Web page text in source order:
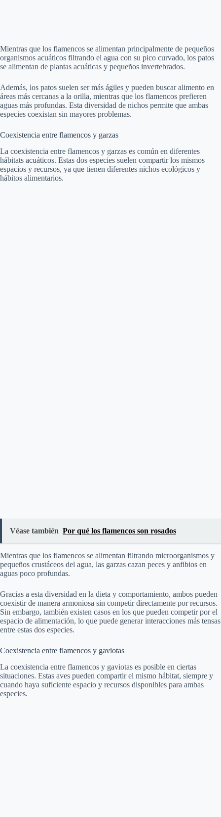
Mientras que los flamencos se alimentan principalmente de pequeños
organismos acuáticos filtrando el agua con su pico curvado, los patos
se alimentan de plantas acuáticas y pequeños invertebrados.
Además, los patos suelen ser más ágiles y pueden buscar alimento en
áreas más cercanas a la orilla, mientras que los flamencos prefieren
aguas más profundas. Esta diversidad de nichos permite que ambas
especies coexistan sin mayores problemas.
Coexistencia entre flamencos y garzas
La coexistencia entre flamencos y garzas es común en diferentes
hábitats acuáticos. Estas dos especies suelen compartir los mismos
espacios y recursos, ya que tienen diferentes nichos ecológicos y
hábitos alimentarios.
Véase también Por qué los flamencos son rosados
Mientras que los flamencos se alimentan filtrando microorganismos y
pequeños crustáceos del agua, las garzas cazan peces y anfibios en
aguas poco profundas.
Gracias a esta diversidad en la dieta y comportamiento, ambos pueden
coexistir de manera armoniosa sin competir directamente por recursos.
Sin embargo, también existen casos en los que pueden competir por el
espacio de alimentación, lo que puede generar interacciones más tensas
entre estas dos especies.
Coexistencia entre flamencos y gaviotas
La coexistencia entre flamencos y gaviotas es posible en ciertas
situaciones. Estas aves pueden compartir el mismo hábitat, siempre y
cuando haya suficiente espacio y recursos disponibles para ambas
especies.